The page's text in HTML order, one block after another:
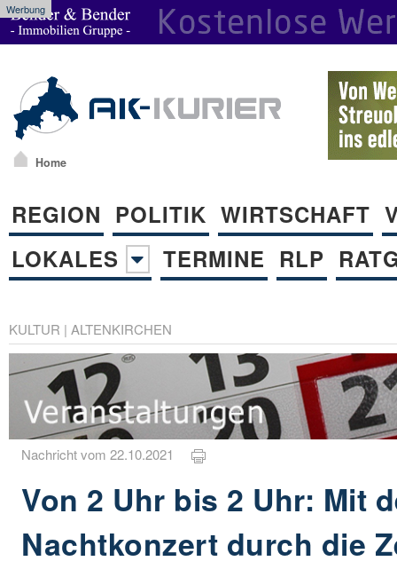
Werbung
Home
REGION POLITIK WIRTSCHAFT
LOKALES
TERMINE RLP
KULTUR | ALTENKIRCHEN
Nachricht vom 22.10.2021
Von 2 Uhr bis 2 Uhr: Mit
Nachtkonzert durch die